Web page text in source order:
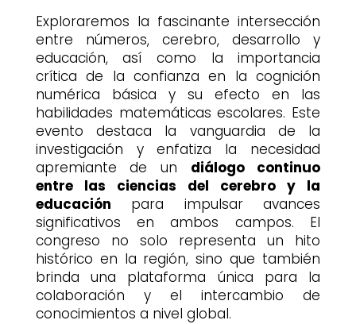
Exploraremos la fascinante intersección
entre números, cerebro, desarrollo y
educación, así como la importancia
crítica de la confianza en la cognición
numérica básica y su efecto en las
habilidades matemáticas escolares. Este
evento destaca la vanguardia de la
investigación y enfatiza la necesidad
apremiante de un diálogo continuo
entre las ciencias del cerebro y la
educación para impulsar avances
significativos en ambos campos. El
congreso no solo representa un hito
histórico en la región, sino que también
brinda una plataforma única para la
colaboración y el intercambio de
conocimientos a nivel global.